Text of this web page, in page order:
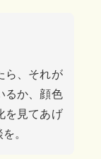
ら、それが
るか、顔色
を見てあげ
。